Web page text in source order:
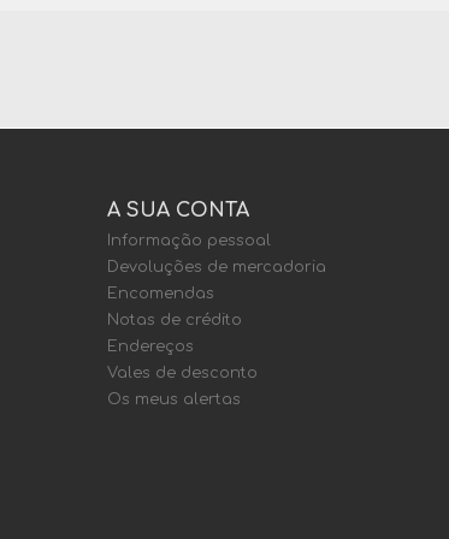
A SUA CONTA
Informação pessoal
Devoluções de mercadoria
Encomendas
Notas de crédito
Endereços
Vales de desconto
Os meus alertas